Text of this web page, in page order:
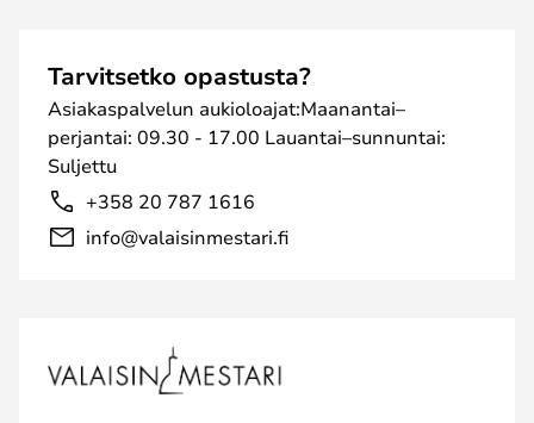
Tarvitsetko opastusta?
Asiakaspalvelun aukioloajat:Maanantai–
perjantai: 09.30 - 17.00 Lauantai–sunnuntai:
Suljettu
+358 20 787 1616
info@valaisinmestari.fi